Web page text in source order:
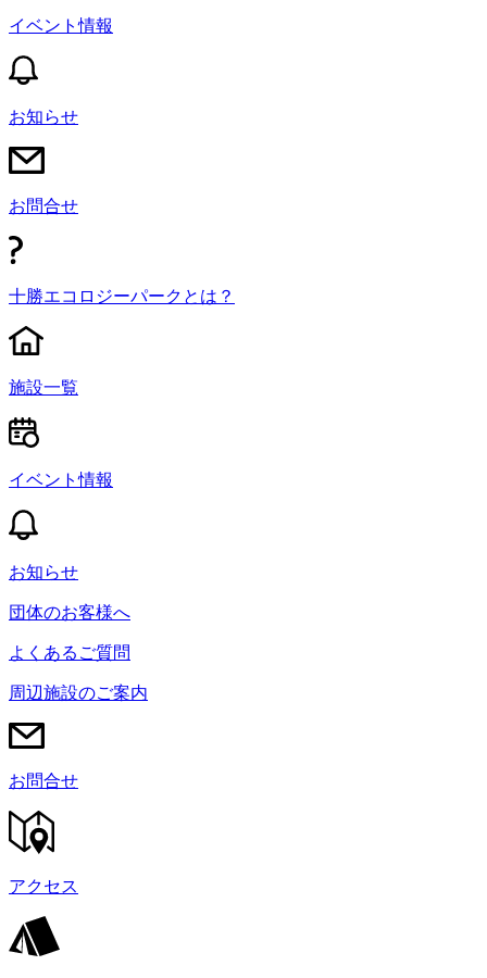
イベント情報
お知らせ
お問合せ
十勝エコロジーパークとは？
施設一覧
イベント情報
お知らせ
団体のお客様へ
よくあるご質問
周辺施設のご案内
お問合せ
アクセス